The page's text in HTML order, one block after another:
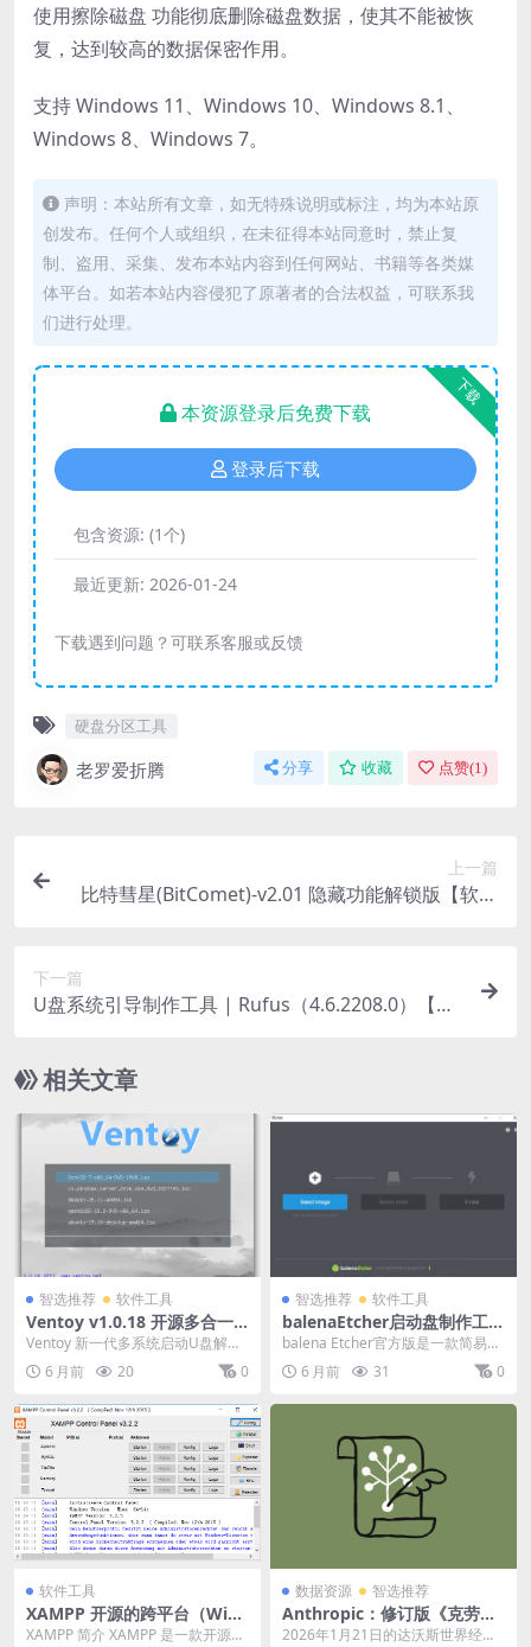
使用擦除磁盘 功能彻底删除磁盘数据，使其不能被恢
复，达到较高的数据保密作用。
支持 Windows 11、Windows 10、Windows 8.1、
Windows 8、Windows 7。
声明：本站所有文章，如无特殊说明或标注，均为本站原
创发布。任何个人或组织，在未征得本站同意时，禁止复
制、盗用、采集、发布本站内容到任何网站、书籍等各类媒
体平台。如若本站内容侵犯了原著者的合法权益，可联系我
们进行处理。
下载
本资源登录后免费下载
登录后下载
包含资源: (1个)
最近更新: 2026-01-24
下载遇到问题？可联系客服或反馈
硬盘分区工具
老罗爱折腾 分享 收藏 点赞(1 )
上一篇
比特彗星(BitComet)-v2.01 隐藏功能解锁版【软件
下一篇
U盘系统引导制作工具 | Rufus（4.6.2208.0）【软
相关文章
智选推荐 软件工具
Ventoy v1.0.18 开源多合一
启动盘工具【软件下载】
Ventoy 新一代多系统启动U盘解决
方案。国产开源免费的U盘启动引
导制作工具，...
6 月前 20 0
智选推荐 软件工具
balenaEtcher启动盘制作工具
【软件下载】
balena Etcher官方版是一款简易实
用，功能全面的刻录工具。balen
a... 6 月前 31 0
软件工具
XAMPP 开源的跨平台（Wind
ows/macOS/Linux）Web
XAMPP 简介 XAMPP 是一款开源的
数据资源 智选推荐
Anthropic：修订版《克劳德
宪章》(英文原版).pdf.epub
2026年1月21日的达沃斯世界经济